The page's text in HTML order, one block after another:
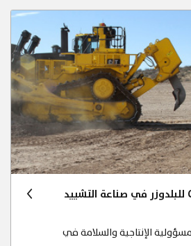
تقنيات Cat Command للبلدوزر في صناعة التشييد
الإنتاجية والسلامة في